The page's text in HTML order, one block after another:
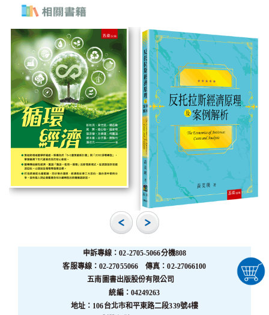
申訴專線：02-2705-5066分機808
客服專線：02-27055066 傳真：02-27066100
五南圖書出版股份有限公司
統編：04249263
地址：106台北市和平東路二段339號4樓